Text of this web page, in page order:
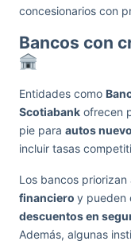
concesionarios con
Bancos con
Entidades como
Scotiabank ofrecen
pie para autos
incluir tasas
Los bancos priorizan
financiero y pueden
descuentos en
Además, algunas